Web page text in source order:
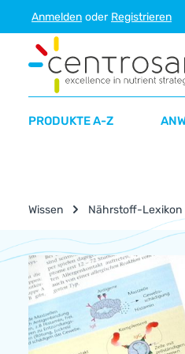
Hauptinhalt springen
Zur Suche springen
Zur Hauptnavigation
Anmelden oder Registrieren
PRODUKTE A-Z
Wissen Nährstoff-Lexikon
Nährstoff-Lexikon